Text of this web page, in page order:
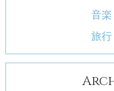
音楽
旅行